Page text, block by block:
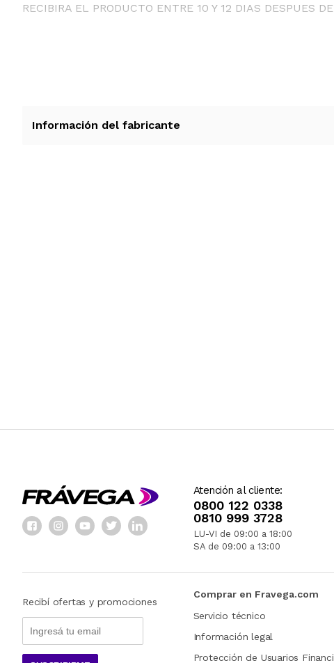
RECIBIRA EL PRODUCTO ENTRE 10 Y 12 DIAS DESPUES
Información del fabricante
Atención al cliente:
0800 122 0338
0810 999 3728
LU-VI de 09:00 a 18:00
SA de 09:00 a 13:00
Recibí ofertas y promociones
Comprar en Fravega.com
Servicio técnico
Información legal
Protección de Usuarios